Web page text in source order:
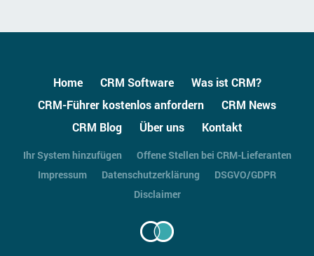
Home CRM Software
Was ist CRM?
CRM-Führer kostenlos anfordern
CRM News
CRM Blog
Über uns Kontakt
Ihr System hinzufügen
Offene Stellen bei CRM-Lieferanten
Impressum
Datenschutzerklärung
DSGVO/GDPR
Disclaimer